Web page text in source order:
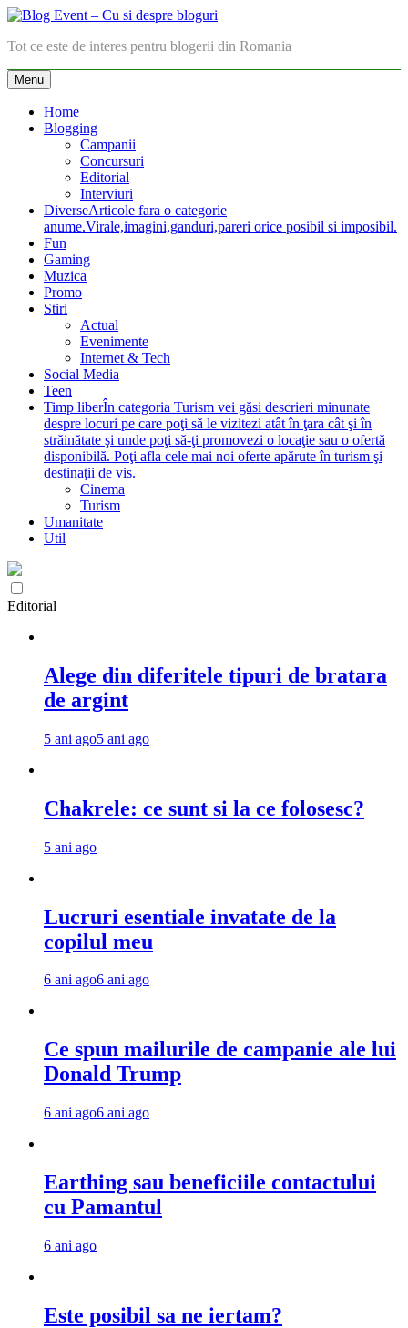
Skip
content
Blog Event – Cu si despre bloguri
Tot ce este de interes pentru blogerii din Romania
Menu
Home
Blogging
Campanii
Concursuri
Editorial
Interviuri
DiverseArticole fara o categorie
anume.Virale,imagini,ganduri,pareri orice posibil si imposibil.
Fun
Gaming
Muzica
Promo
Stiri
Actual
Evenimente
Internet & Tech
Social Media
Teen
Timp liberÎn categoria Turism vei găsi descrieri minunate
despre locuri pe care poţi să le vizitezi atât în ţara cât şi în
străinătate şi unde poţi să-ţi promovezi o locaţie sau o ofertă
disponibilă. Poţi afla cele mai noi oferte apărute în turism şi
destinaţii de vis.
Cinema
Turism
Umanitate
Util
Editorial
Alege din diferitele tipuri de bratara
de argint
5 ani ago5 ani ago
Chakrele: ce sunt si la ce folosesc?
5 ani ago
Lucruri esentiale invatate de la
copilul meu
6 ani ago6 ani ago
Ce spun mailurile de campanie ale lui
Donald Trump
6 ani ago6 ani ago
Earthing sau beneficiile contactului
cu Pamantul
6 ani ago
Este posibil sa ne iertam?